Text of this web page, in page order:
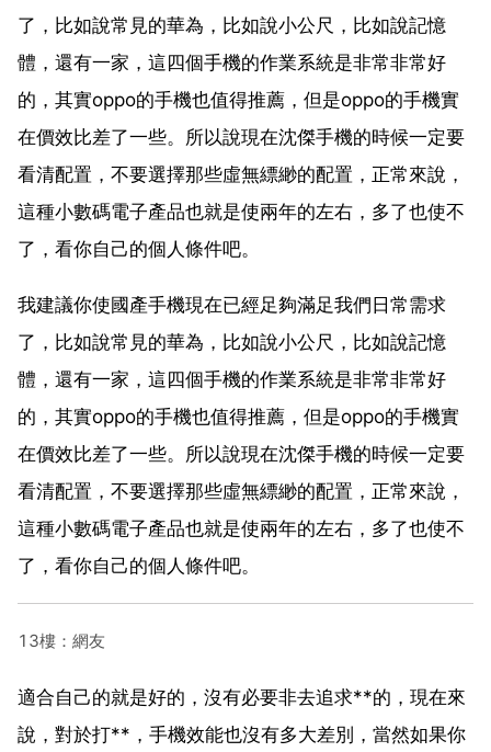
了，比如說常見的華為，比如說小公尺，比如說記憶
體，還有一家，這四個手機的作業系統是非常非常好
的，其實oppo的手機也值得推薦，但是oppo的手機實
在價效比差了一些。所以說現在沈傑手機的時候一定要
看清配置，不要選擇那些虛無縹緲的配置，正常來說，
這種小數碼電子產品也就是使兩年的左右，多了也使不
了，看你自己的個人條件吧。
我建議你使國產手機現在已經足夠滿足我們日常需求
了，比如說常見的華為，比如說小公尺，比如說記憶
體，還有一家，這四個手機的作業系統是非常非常好
的，其實oppo的手機也值得推薦，但是oppo的手機實
在價效比差了一些。所以說現在沈傑手機的時候一定要
看清配置，不要選擇那些虛無縹緲的配置，正常來說，
這種小數碼電子產品也就是使兩年的左右，多了也使不
了，看你自己的個人條件吧。
13樓：網友
適合自己的就是好的，沒有必要非去追求**的，現在來
說，對於打**，手機效能也沒有多大差別，當然如果你